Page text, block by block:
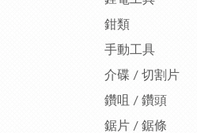
鉗類
手動工具
介碟 / 切割片
鑽咀 / 鑽頭
鋸片 / 鋸條